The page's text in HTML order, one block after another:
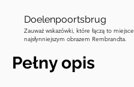
Doelenpoortsbrug
Zauważ wskazówki, które łączą to miejsce
najsłynniejszym obrazem Rembrandta.
Pełny opis